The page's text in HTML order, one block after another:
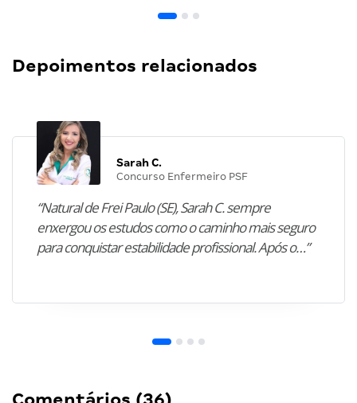
Depoimentos relacionados
Sarah C.
Concurso Enfermeiro PSF
“Natural de Frei Paulo (SE), Sarah C. sempre
enxergou os estudos como o caminho mais seguro
para conquistar estabilidade profissional. Após o…”